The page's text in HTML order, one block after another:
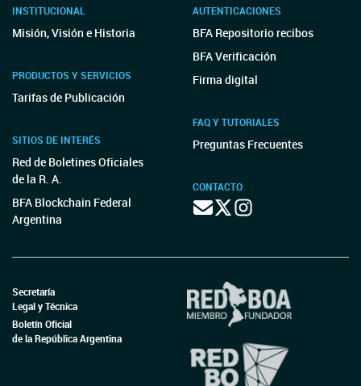
INSTITUCIONAL
Misión, Visión e Historia
PRODUCTOS Y SERVICIOS
Tarifas de Publicación
SITIOS DE INTERÉS
Red de Boletines Oficiales
de la R. A.
BFA Blockchain Federal
Argentina
AUTENTICACIONES
BFA Repositorio recibos
BFA Verificación
Firma digital
FAQ Y TUTORIALES
Preguntas Frecuentes
CONTACTO
Secretaría
Legal y Técnica
Boletín Oficial
de la República Argentina